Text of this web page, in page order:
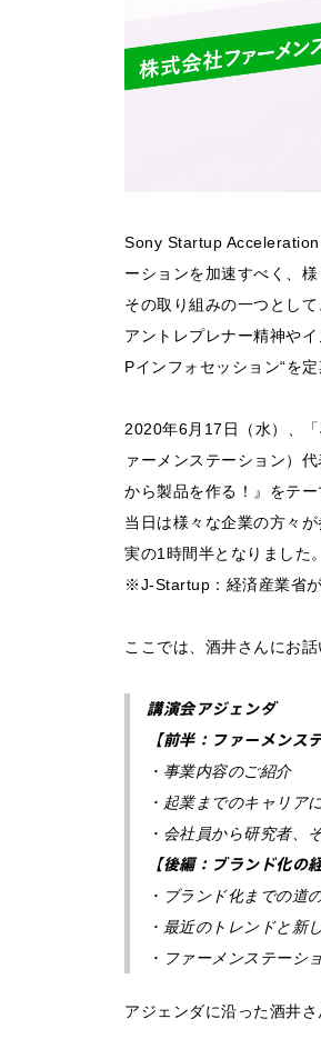
Sony Startup Acceleration
ーションを加速すべく、
その取り組みの一つとし
アントレプレナー精神や
Pインフォセッション“を
2020年6月17日（水）、
ァーメンステーション）
から製品を作る！』をテ
当日は様々な企業の方々
実の1時間半となりました。
※J-Startup：経済産業省
ここでは、酒井さんにお
講演会アジェンダ
【前半：ファーメン
・事業内容のご紹介
・起業までのキャリア
・会社員から研究者、
【後編：ブランド化
・ブランド化までの道
・最近のトレンドと新
・ファーメンステーシ
アジェンダに沿った酒井